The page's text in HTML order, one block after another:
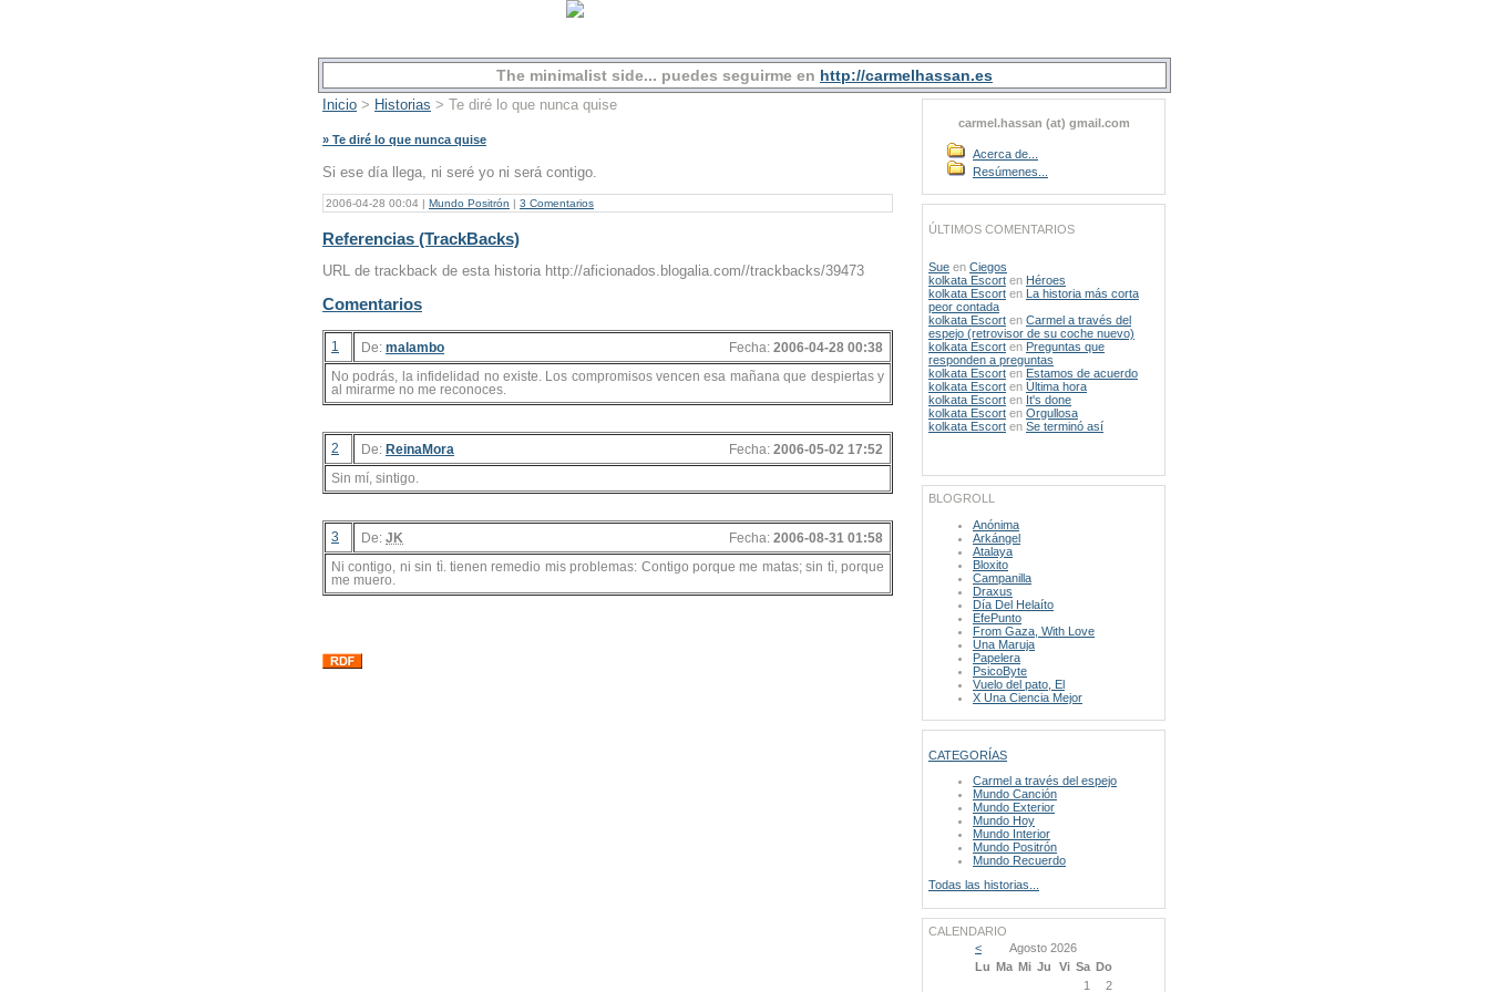
The minimalist side... puedes seguirme en http://carmelhassan.es
Inicio > Historias > Te diré lo que nunca quise
» Te diré lo que nunca quise
Si ese día llega, ni seré yo ni será contigo.
2006-04-28 00:04 | Mundo Positrón | 3 Comentarios
Referencias (TrackBacks)
URL de trackback de esta historia http://aficionados.blogalia.com//trackbacks/39473
Comentarios
1 De: malambo Fecha: 2006-04-28 00:38
No podrás, la infidelidad no existe. Los compromisos vencen esa mañana que despiertas y
al mirarme no me reconoces.
2 De: ReinaMora Fecha: 2006-05-02 17:52
Sin mí, sintigo.
3 De: JK Fecha: 2006-08-31 01:58
Ni contigo, ni sin tì. tienen remedio mis problemas: Contigo porque me matas; sin tì, porque
me muero.
carmel.hassan (at) gmail.com
Acerca de...
Resúmenes...
ÚLTIMOS COMENTARIOS
Sue en Ciegos
kolkata Escort en Héroes
kolkata Escort en La historia más corta
peor contada
kolkata Escort en Carmel a través del
espejo (retrovisor de su coche nuevo)
kolkata Escort en Preguntas que
responden a preguntas
kolkata Escort en Estamos de acuerdo
kolkata Escort en Última hora
kolkata Escort en It's done
kolkata Escort en Orgullosa
kolkata Escort en Se terminó así
BLOGROLL
Anónima
Arkángel
Atalaya
Bloxito
Campanilla
Draxus
Día Del Helaíto
EfePunto
From Gaza, With Love
Una Maruja
Papelera
PsicoByte
Vuelo del pato, El
X Una Ciencia Mejor
CATEGORÍAS
Carmel a través del espejo
Mundo Canción
Mundo Exterior
Mundo Hoy
Mundo Interior
Mundo Positrón
Mundo Recuerdo
Todas las historias...
CALENDARIO
<
Agosto 2026
Lu Ma Mi Ju Vi Sa Do
1
2